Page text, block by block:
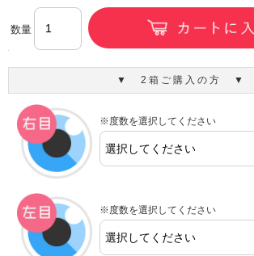
数量
▼ 2箱ご購入の方 ▼
※度数を選択してください
※度数を選択してください